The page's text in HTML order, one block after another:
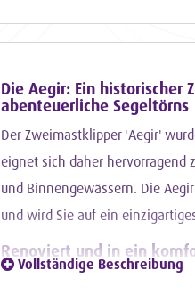
Die Aegir: Ein historischer
abenteuerliche Segeltörns
Der Zweimastklipper 'Aegir'
eignet sich daher hervorragend
und Binnengewässern. Die
und wird Sie auf ein
Renoviert und in ein
Vollständige Beschreibung